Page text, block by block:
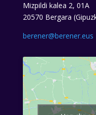
Mizpildi kalea 2, 01A
20570 Bergara
berener@berener.eus